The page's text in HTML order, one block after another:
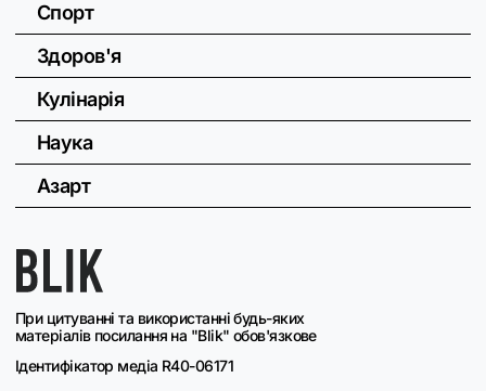
При цитуванні та використанні будь-яких
матеріалів посилання на "Blik" обов'язкове
Ідентифікатор медіа R40-06171
Спорт
Здоров'я
Кулінарія
Наука
Азарт